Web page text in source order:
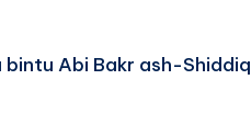
bintu Abi Bakr ash-Shiddiq